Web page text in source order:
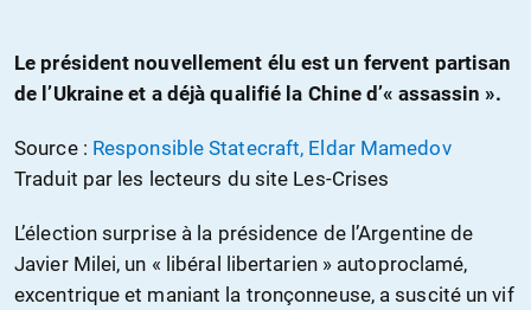
CONTACTER
FAIRE UN
DON
Le président nouvellement élu est un fervent partisan
de l’Ukraine et a déjà qualifié la Chine d’« assassin ».
Source : Responsible Statecraft, Eldar Mamedov
Traduit par les lecteurs du site Les-Crises
L’élection surprise à la présidence de l’Argentine de
Javier Milei, un « libéral libertarien » autoproclamé,
excentrique et maniant la tronçonneuse, a suscité un vif